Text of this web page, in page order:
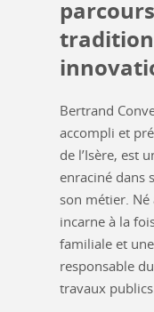
Bertrand
accompli et
de l’Isère, est
enraciné dans
son métier.
incarne à la
familiale et
responsable
travaux